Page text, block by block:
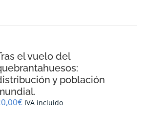
el vuelo del
y población
€ IVA incluido